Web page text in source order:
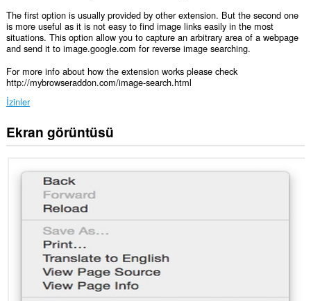
The first option is usually provided by other extension. But the second one
is more useful as it is not easy to find image links easily in the most
situations. This option allow you to capture an arbitrary area of a webpage
and send it to image.google.com for reverse image searching.
For more info about how the extension works please check
http://mybrowseraddon.com/image-search.html
İzinler
Bu
eklenti,
sitelerindeki
verilerinize
sekmelerinize
etkinliklerinize
Ekran görüntüsü